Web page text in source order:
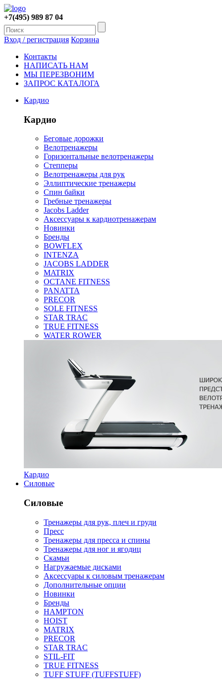
+7(495) 989 87 04
Вход / регистрация Корзина
Контакты
НАПИСАТЬ НАМ
МЫ ПЕРЕЗВОНИМ
ЗАПРОС КАТАЛОГА
Кардио
Кардио
Беговые дорожки
Велотренажеры
Горизонтальные велотренажеры
Степперы
Велотренажеры для рук
Эллиптические тренажеры
Спин байки
Гребные тренажеры
Jacobs Ladder
Аксессуары к кардиотренажерам
Новинки
Бренды
BOWFLEX
INTENZA
JACOBS LADDER
MATRIX
OCTANE FITNESS
PANATTA
PRECOR
SOLE FITNESS
STAR TRAC
TRUE FITNESS
WATER ROWER
Кардио
Силовые
Силовые
Тренажеры для рук, плеч и груди
Пресс
Тренажеры для пресса и спины
Тренажеры для ног и ягодиц
Скамьи
Нагружаемые дисками
Аксессуары к силовым тренажерам
Дополнительные опции
Новинки
Бренды
HAMPTON
HOIST
MATRIX
PRECOR
STAR TRAC
STIL-FIT
TRUE FITNESS
TUFF STUFF (TUFFSTUFF)